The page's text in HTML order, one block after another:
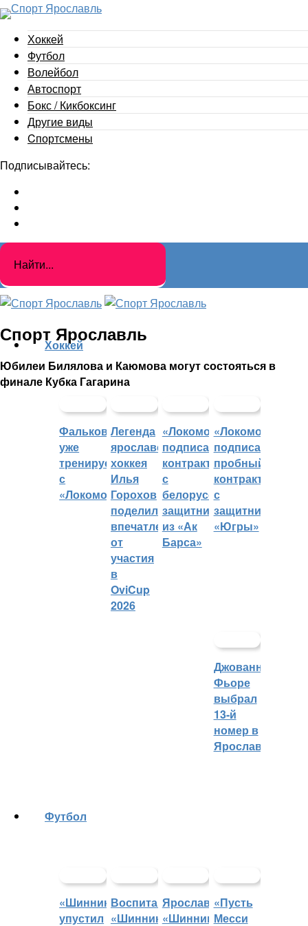
Хоккей
Футбол
Волейбол
Автоспорт
Бокс / Кикбоксинг
Другие виды
Cпортсмены
Подписывайтесь:
Спорт Ярославль
Юбилеи Билялова и Каюмова могут состояться в
финале Кубка Гагарина
Хоккей
Фальковский
уже
тренируется
с
«Локомотивом»
Легенда
ярославского
хоккея
Илья
Горохов
поделился
впечатлениями
от
участия
в
OviCup
2026
«Локомотив»
подписал
контракт
с
белорусским
защитником
из «Ак
Барса»
«Локомотив»
подписал
пробный
контракт
с
защитником
«Югры»
Джованни
Фьоре
выбрал
13-й
номер в
Ярославле
Футбол
«Шинник»
упустил
Воспитанники
«Шинника»
Ярославский
«Шинник»
«Пусть
Месси